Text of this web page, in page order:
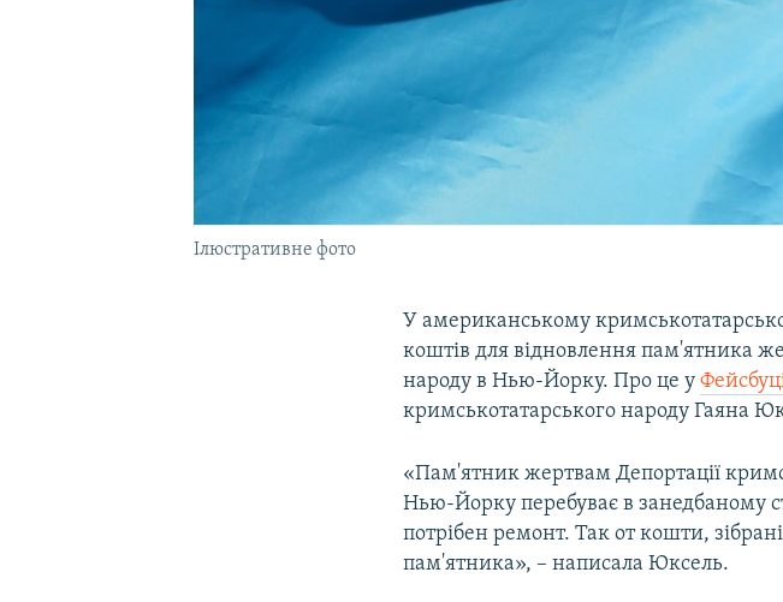
Ілюстративне фото
У американському
коштів для відновлення пам'ятника
народу в Нью-Йорку. Про це у
кримськотатарського народу Гаяна
«Пам'ятник жертвам Депортації
Нью-Йорку перебуває в занедбаному
потрібен ремонт. Так от кошти,
пам'ятника», – написала Юксель.